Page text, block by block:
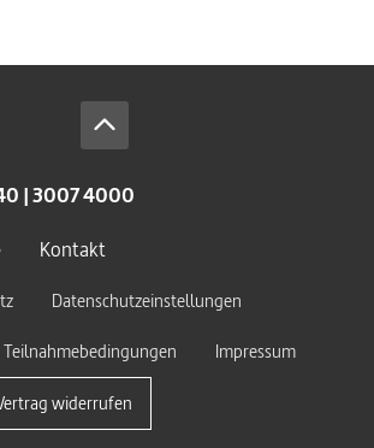
| 3007 4000
Kontakt
Datenschutzeinstellungen
Teilnahmebedingungen Impressum
widerrufen